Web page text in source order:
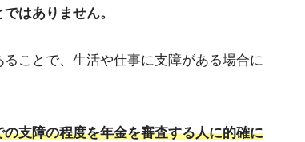
はありません。
ことで、生活や仕事に支障がある場合に
の支障の程度を年金を審査する人に的確に